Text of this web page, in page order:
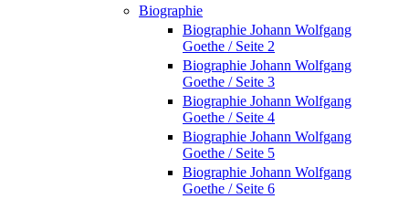
Biographie
Biographie Johann Wolfgang
Goethe / Seite 2
Biographie Johann Wolfgang
Goethe / Seite 3
Biographie Johann Wolfgang
Goethe / Seite 4
Biographie Johann Wolfgang
Goethe / Seite 5
Biographie Johann Wolfgang
Goethe / Seite 6